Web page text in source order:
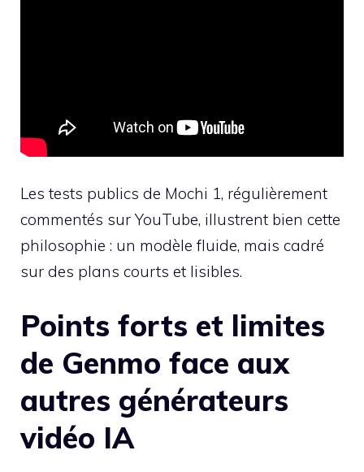
Les tests publics de Mochi 1, régulièrement
commentés sur YouTube, illustrent bien cette
philosophie : un modèle fluide, mais cadré
sur des plans courts et lisibles.
Points forts et limites
de Genmo face aux
autres générateurs
vidéo IA